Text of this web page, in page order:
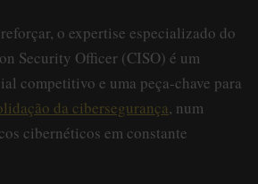
o expertise especializado do
Security Officer (CISO) é um
competitivo e uma peça-chave para
da cibersegurança, num
cibernéticos em constante